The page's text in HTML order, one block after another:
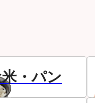
・パン